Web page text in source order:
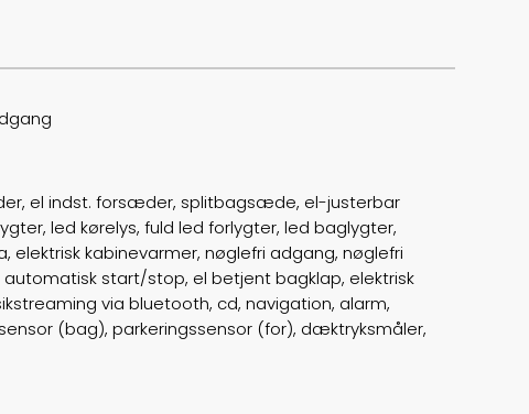
Trækhjul
ABS bremser
Airbags
el indst. forsæder, splitbagsæde, el-justerbar
led kørelys, fuld led forlygter, led baglygter,
kabinevarmer, nøglefri adgang, nøglefri
start/stop, el betjent bagklap, elektrisk
via bluetooth, cd, navigation, alarm,
(bag), parkeringssensor (for), dæktryksmåler,